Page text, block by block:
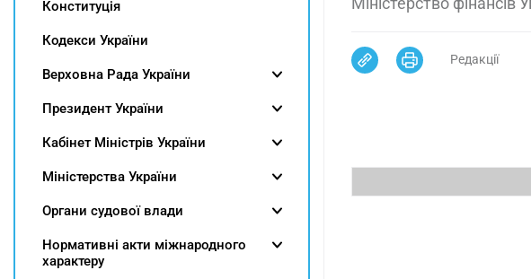
Редакції
Конституція
Кодекси України
Верховна Рада України
Президент України
Кабінет Міністрів України
Міністерства України
Органи судової влади
Нормативні акти міжнародного
характеру